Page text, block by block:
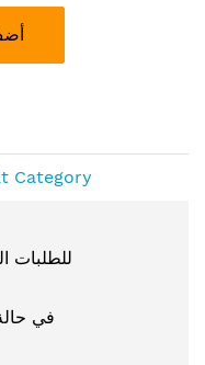
Category
للطلبات التي
في